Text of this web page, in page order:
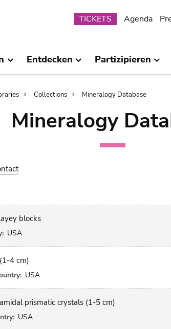
Submenu
TICKETS Agenda
Entdecken Partizipieren
Collections Mineralogy Database
Mineralogy
blocks
USA
4 cm)
USA
prismatic crystals (1-5 cm)
USA